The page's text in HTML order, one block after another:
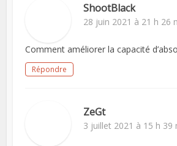
ShootBlack
28 juin 2021 à 21 h 26
Comment améliorer la capacité
Répondre
ZeGt
3 juillet 2021 à 15 h 39